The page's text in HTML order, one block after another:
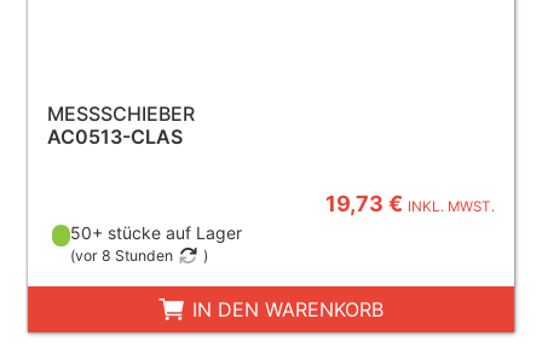
MESSSCHIEBER
AC0513-CLAS
19,73 € INKL. MWST.
50+ stücke auf Lager
(vor 8 Stunden )
IN DEN WARENKORB